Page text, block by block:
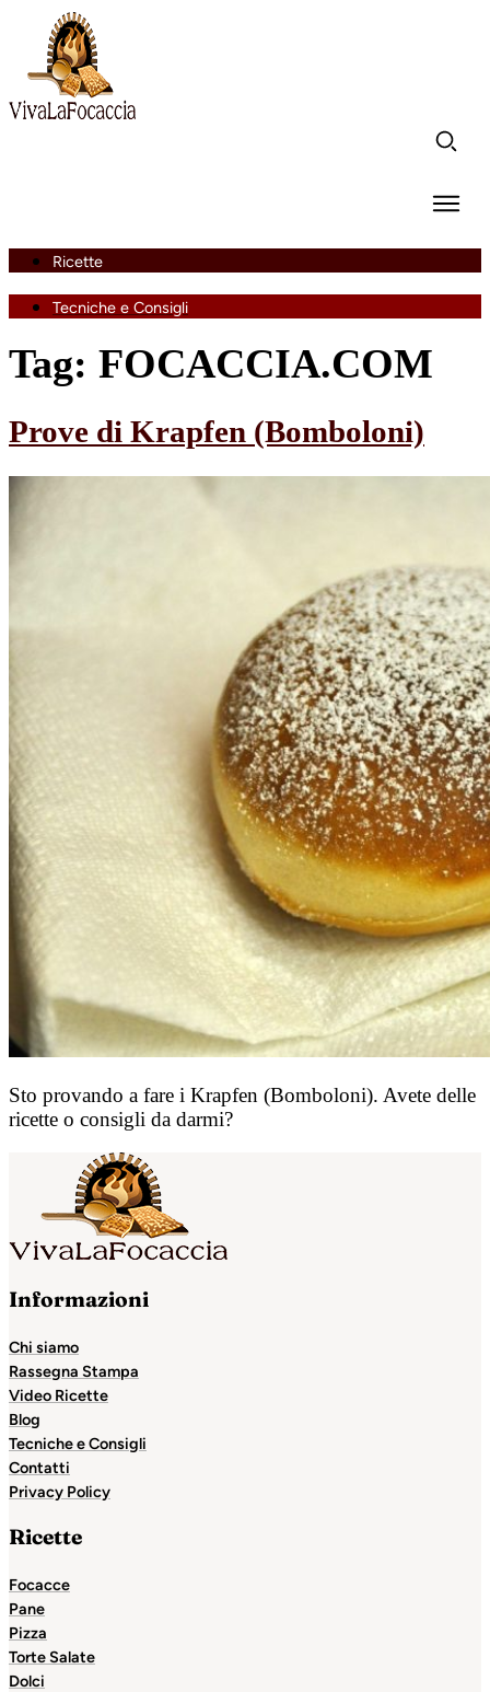
Ricette
Tecniche e Consigli
Tag: FOCACCIA.COM
Prove di Krapfen (Bomboloni)
Sto provando a fare i Krapfen (Bomboloni). Avete delle
ricette o consigli da darmi?
Informazioni
Chi siamo
Rassegna Stampa
Video Ricette
Blog
Tecniche e Consigli
Contatti
Privacy Policy
Ricette
Focacce
Pane
Pizza
Torte Salate
Dolci